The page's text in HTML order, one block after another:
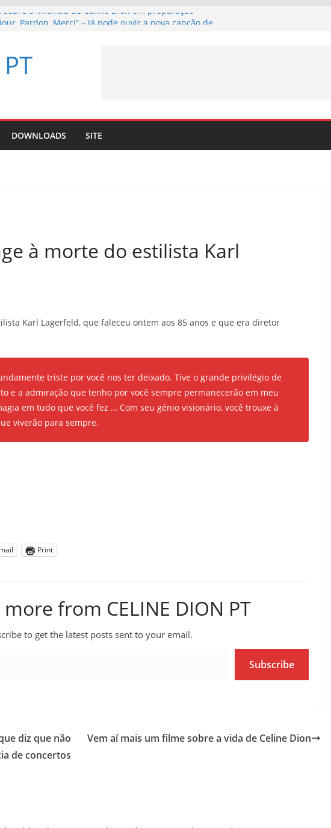
sobre a infância de Céline Dion em preparação
Pardon, Merci” – a 3 de julho
Peabo Bryson. Céline Dion recorda os momentos
DOWNLOADS SITE
à morte do estilista Karl
Karl Lagerfeld, que faleceu ontem aos 85 anos e que era diretor
triste por você nos ter deixado. Tive o grande privilégio de
e a admiração que tenho por você sempre permanecerão em meu
em tudo que você fez … Com seu génio visionário, você trouxe à
viverão para sempre.
Print
from CELINE DION PT
to get the latest posts sent to your email.
Subscribe
diz que não
de concertos
Vem aí mais um filme sobre a vida de Celine Dion